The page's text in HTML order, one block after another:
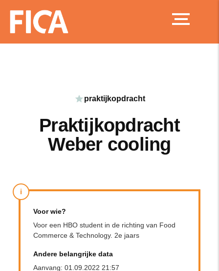
praktijkopdracht
Praktijkopdracht
Weber cooling
i
Voor wie?
Voor een HBO student in de richting van Food
Commerce & Technology. 2e jaars
Andere belangrijke data
Aanvang: 01.09.2022 21:57